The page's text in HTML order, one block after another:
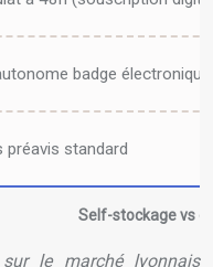
Self-stockage vs
badge électronique
préavis standard
le marché lyonnais